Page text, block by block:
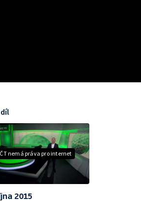
ČT nemá práva pro internet
2015